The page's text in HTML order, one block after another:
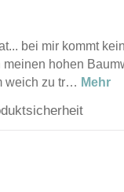
bei mir kommt
meinen hohen
weich zu tr… Mehr